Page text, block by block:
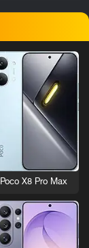
Poco X8 Pro Max